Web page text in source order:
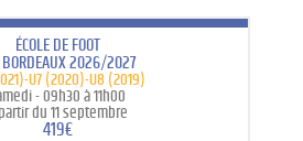
ÉCOLE DE FOOT
BORDEAUX 2026/2027
U7 (2020)-U8 (2019)
-09h30 à 11h00
du 11 septembre
419€